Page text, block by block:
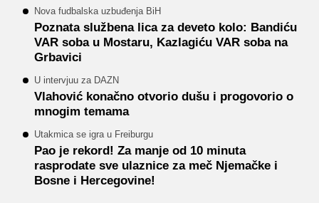
Nova fudbalska uzbuđenja BiH
Poznata službena lica za deveto kolo: Bandiću
VAR soba u Mostaru, Kazlagiću VAR soba na
Grbavici
U intervjuu za DAZN
Vlahović konačno otvorio dušu i progovorio o
mnogim temama
Utakmica se igra u Freiburgu
Pao je rekord! Za manje od 10 minuta
rasprodate sve ulaznice za meč Njemačke i
Bosne i Hercegovine!